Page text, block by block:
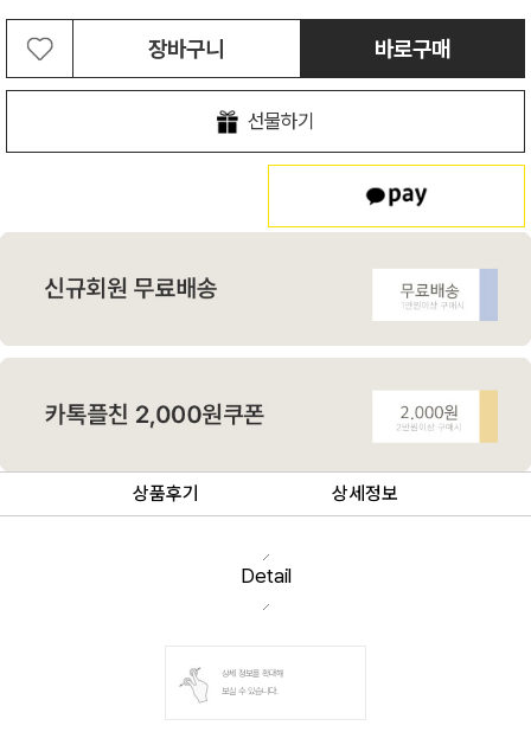
장바구니 바로구매
선물하기
상품후기 상세정보
Detail
상세 정보를 확대해
보실 수 있습니다.